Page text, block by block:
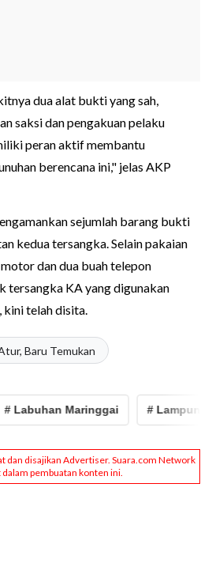
dua alat bukti yang sah,
saksi dan pengakuan pelaku
peran aktif membantu
berencana ini," jelas AKP
sejumlah barang bukti
kedua tersangka. Selain pakaian
dan dua buah telepon
tersangka KA yang digunakan
telah disita.
Baru Temukan
Maringgai # Lampung